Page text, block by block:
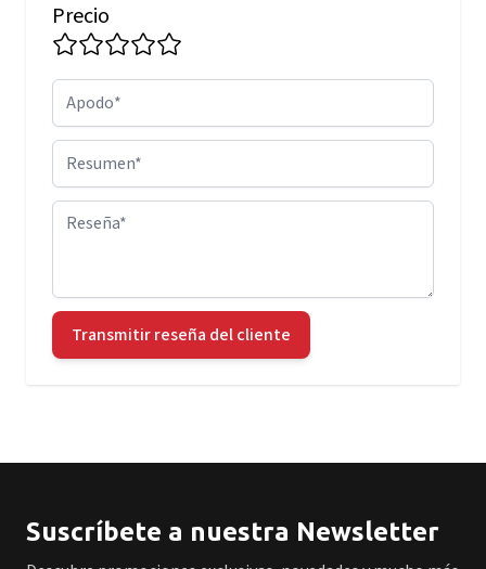
Precio
Apodo
Resumen
Reseña
Transmitir reseña del cliente
Suscríbete a nuestra Newsletter